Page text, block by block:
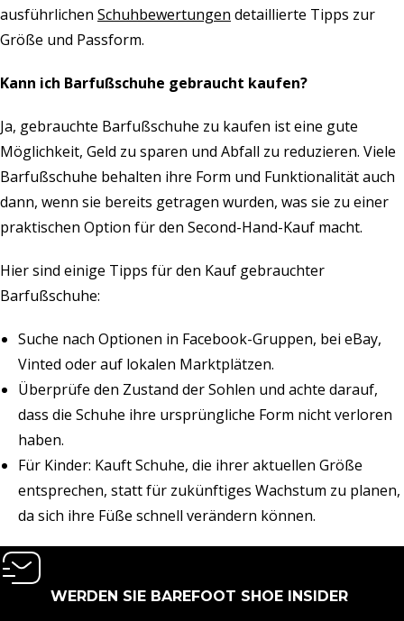
ausführlichen Schuhbewertungen detaillierte Tipps zur
Größe und Passform.
Kann ich Barfußschuhe gebraucht kaufen?
Ja, gebrauchte Barfußschuhe zu kaufen ist eine gute
Möglichkeit, Geld zu sparen und Abfall zu reduzieren. Viele
Barfußschuhe behalten ihre Form und Funktionalität auch
dann, wenn sie bereits getragen wurden, was sie zu einer
praktischen Option für den Second-Hand-Kauf macht.
Hier sind einige Tipps für den Kauf gebrauchter
Barfußschuhe:
Suche nach Optionen in Facebook-Gruppen, bei eBay,
Vinted oder auf lokalen Marktplätzen.
Überprüfe den Zustand der Sohlen und achte darauf,
dass die Schuhe ihre ursprüngliche Form nicht verloren
haben.
Für Kinder: Kauft Schuhe, die ihrer aktuellen Größe
entsprechen, statt für zukünftiges Wachstum zu planen,
da sich ihre Füße schnell verändern können.
WERDEN SIE BAREFOOT SHOE INSIDER